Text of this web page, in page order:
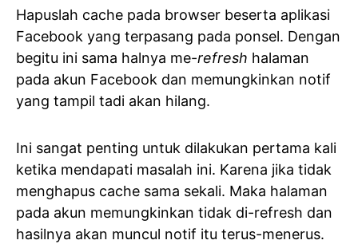
Hapuslah cache pada browser beserta aplikasi
Facebook yang terpasang pada ponsel. Dengan
begitu ini sama halnya me-refresh halaman
pada akun Facebook dan memungkinkan notif
yang tampil tadi akan hilang.
Ini sangat penting untuk dilakukan pertama kali
ketika mendapati masalah ini. Karena jika tidak
menghapus cache sama sekali. Maka halaman
pada akun memungkinkan tidak di-refresh dan
hasilnya akan muncul notif itu terus-menerus.